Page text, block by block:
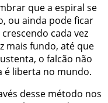
que a espiral se
ou ainda pode ficar
cada vez
mais fundo, até que
o falcão não
é liberta no mundo.
desse método nos